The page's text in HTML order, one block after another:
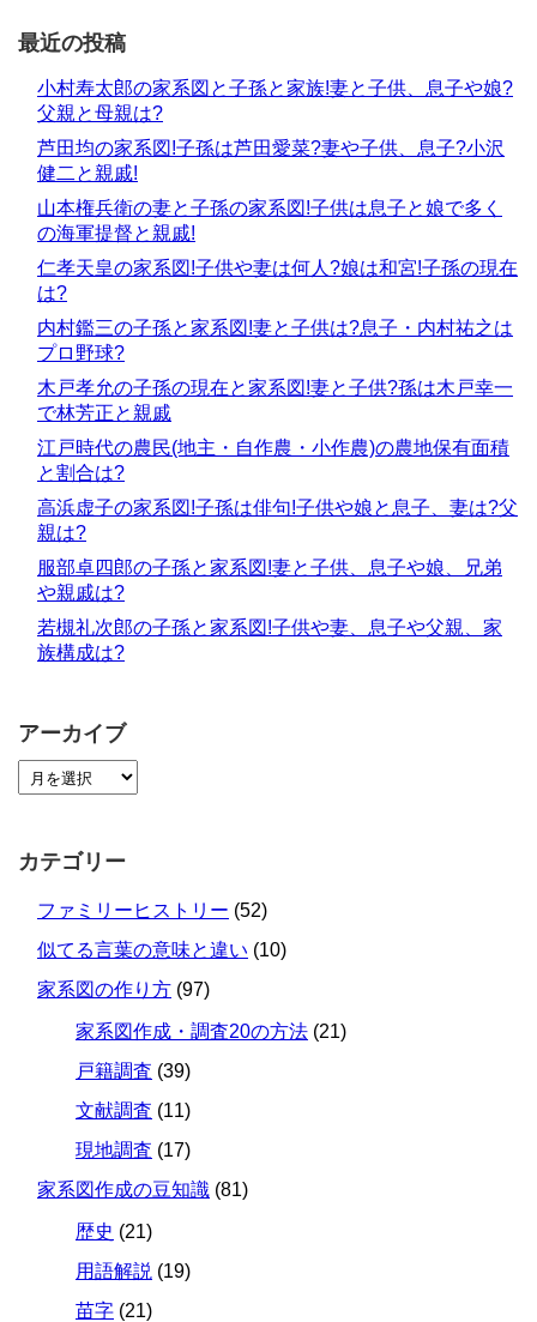
最近の投稿
小村寿太郎の家系図と子孫と家族!妻と子供、息子や娘?
父親と母親は?
芦田均の家系図!子孫は芦田愛菜?妻や子供、息子?小沢
健二と親戚!
山本権兵衛の妻と子孫の家系図!子供は息子と娘で多く
の海軍提督と親戚!
仁孝天皇の家系図!子供や妻は何人?娘は和宮!子孫の現在
は?
内村鑑三の子孫と家系図!妻と子供は?息子・内村祐之は
プロ野球?
木戸孝允の子孫の現在と家系図!妻と子供?孫は木戸幸一
で林芳正と親戚
江戸時代の農民(地主・自作農・小作農)の農地保有面積
と割合は?
高浜虚子の家系図!子孫は俳句!子供や娘と息子、妻は?父
親は?
服部卓四郎の子孫と家系図!妻と子供、息子や娘、兄弟
や親戚は?
若槻礼次郎の子孫と家系図!子供や妻、息子や父親、家
族構成は?
アーカイブ
カテゴリー
ファミリーヒストリー (52)
似てる言葉の意味と違い (10)
家系図の作り方 (97)
家系図作成・調査20の方法 (21)
戸籍調査 (39)
文献調査 (11)
現地調査 (17)
家系図作成の豆知識 (81)
歴史 (21)
用語解説 (19)
苗字 (21)